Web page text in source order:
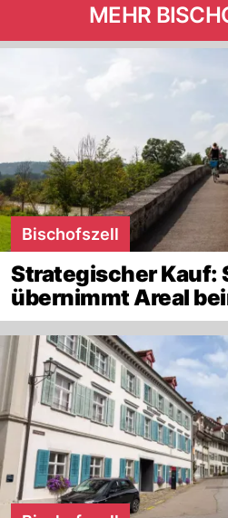
MEHR
Bischofszell
Strategischer Kauf:
übernimmt Areal